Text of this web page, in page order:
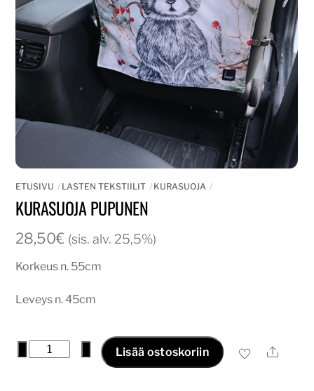
ETUSIVU LASTEN TEKSTIILIT KURASUOJA
KURASUOJA PUPUNEN
28,50€ (sis. alv. 25,5%)
Korkeus n. 55cm
Leveys n. 45cm
Kurasuoja
Lisää ostoskoriin Ale